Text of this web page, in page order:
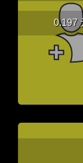
0.197